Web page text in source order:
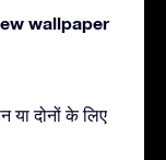
wallpaper
या दोनों के लिए